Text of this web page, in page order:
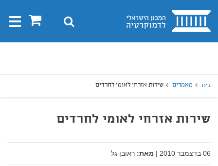
בית 0 חיפוש
בית מאמרים שירות אזרחי לאומי לחרדים
שירות אזרחי לאומי לחרדים
06 בדצמבר 2010 | מאת: ראובן גל